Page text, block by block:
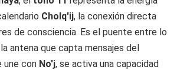
Cholq'ij, la conexión directa
de consciencia. Es el puente entre lo
antena que capta mensajes del
une con No'j, se activa una capacidad